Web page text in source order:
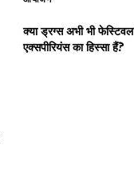
क्या ड्रग्स अभी भी फेस्टिवल
एक्सपीरियंस का हिस्सा हैं?